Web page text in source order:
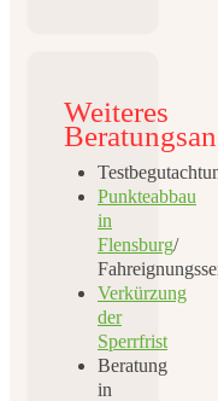
Weiteres
Punkteabbau
in
Flensburg/
Verkürzung
der
Sperrfrist
Beratung
in